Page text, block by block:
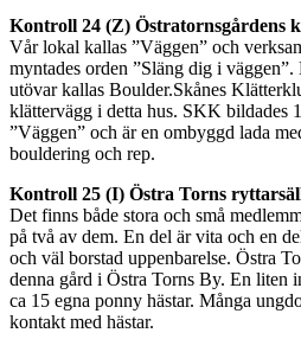
Kontroll 24 (Z) Östratornsgårdens
Vår lokal kallas ”Väggen” och
myntades orden ”Släng dig i väggen”.
utövar kallas Boulder.Skånes
klättervägg i detta hus. SKK bildades
”Väggen” och är en ombyggd lada
bouldering och rep.
Kontroll 25 (I) Östra Torns
Det finns både stora och små
på två av dem. En del är vita och en
och väl borstad uppenbarelse. Östra
denna gård i Östra Torns By. En liten
ca 15 egna ponny hästar. Många
kontakt med hästar.